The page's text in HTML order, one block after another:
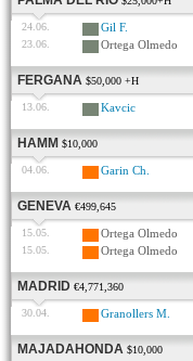
24.06. Gil F.
23.06. Ortega Olmedo
FERGANA $50,000 +H
13.06. Kavcic
HAMM $10,000
04.06. Garin Ch.
GENEVA €499,645
15.05. Ortega Olmedo
15.05. Ortega Olmedo
MADRID €4,771,360
30.04. Granollers M.
MAJADAHONDA $10,000